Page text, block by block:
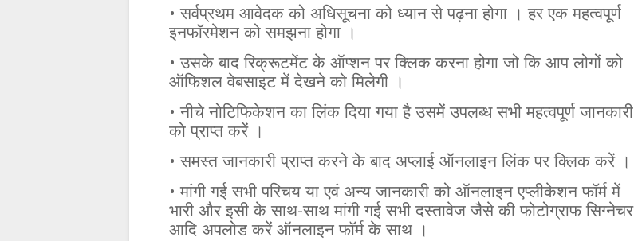
•सर्वप्रथम आवेदक को अधिसूचना को ध्यान से पढ़ना होगा । हर एक महत्वपूर्ण
इनफॉरमेशन को समझना होगा ।
•उसके बाद रिक्रूटमेंट के ऑप्शन पर क्लिक करना होगा जो कि आप लोगों को
ऑफिशल वेबसाइट में देखने को मिलेगी ।
•नीचे नोटिफिकेशन का लिंक दिया गया है उसमें उपलब्ध सभी महत्वपूर्ण जानकारी
को प्राप्त करें ।
•समस्त जानकारी प्राप्त करने के बाद अप्लाई ऑनलाइन लिंक पर क्लिक करें ।
•मांगी गई सभी परिचय या एवं अन्य जानकारी को ऑनलाइन एप्लीकेशन फॉर्म में
भारी और इसी के साथ-साथ मांगी गई सभी दस्तावेज जैसे की फोटोग्राफ सिग्नेचर
आदि अपलोड करें ऑनलाइन फॉर्म के साथ ।